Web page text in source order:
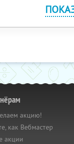
акцию!
как Вебмастер
акции